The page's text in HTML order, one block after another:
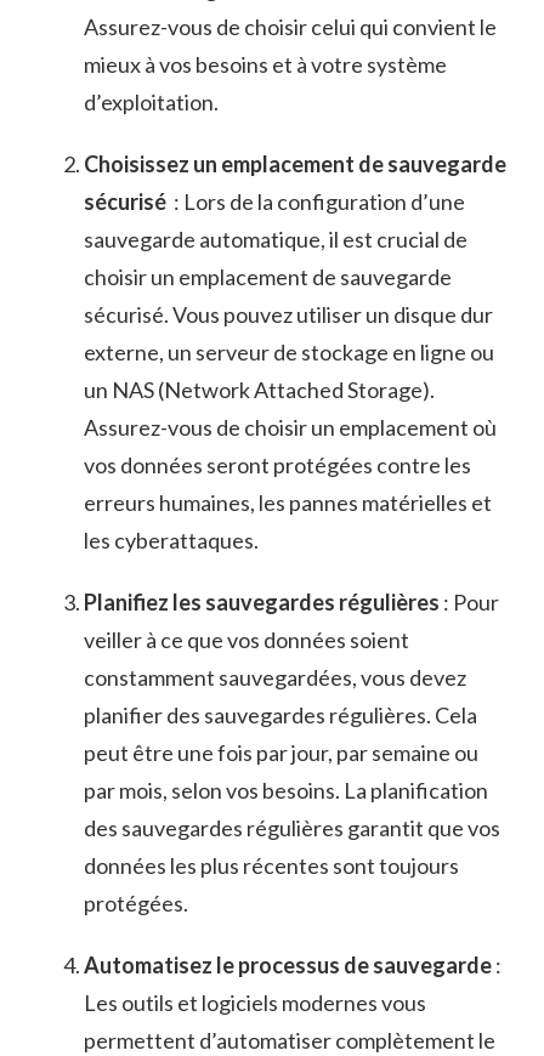
Assurez-vous de choisir⁣ celui qui convient le
mieux à vos besoins et à votre système
d’exploitation.
Choisissez un emplacement de sauvegarde
sécurisé ‍ : Lors de la configuration d’une
sauvegarde automatique, ⁤il est crucial de
choisir un ‍emplacement de sauvegarde
‌sécurisé. Vous pouvez ⁤utiliser ‌un ⁤disque dur
externe, un ‌serveur de stockage en ‍ligne ou
un NAS‍ (Network Attached Storage).
Assurez-vous de choisir un ‌emplacement où
vos ‌données‌ seront protégées contre‌ les
erreurs⁢ humaines, les ⁣pannes matérielles et
les‍ cyberattaques.
Planifiez ​les sauvegardes ​régulières : Pour
veiller à ce que vos⁤ données soient
constamment sauvegardées, vous ​devez
planifier des sauvegardes⁤ régulières. Cela​
peut être⁤ une ‍fois par jour, par semaine ou⁣
par mois, selon vos besoins. La planification
des sauvegardes régulières garantit​ que vos
données⁢ les plus ‍récentes⁢ sont toujours
protégées.
Automatisez le processus ‍de sauvegarde:
Les outils ⁣et logiciels modernes vous
permettent d’automatiser complètement ⁣le